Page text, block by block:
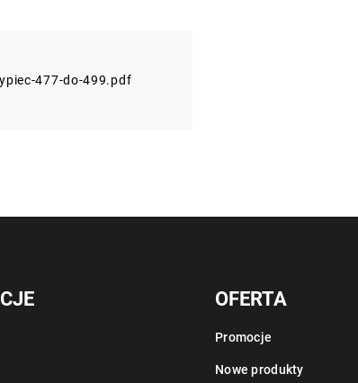
477-do-499.pdf
OFERTA
Promocje
Nowe produkty